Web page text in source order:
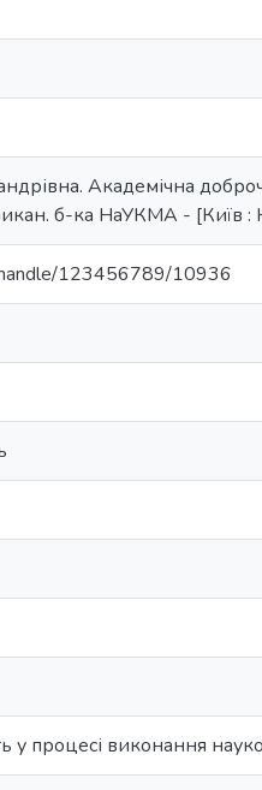
Академічна
б-ка НаУКМА - [Київ
handle/123456789/10936
у процесі виконання